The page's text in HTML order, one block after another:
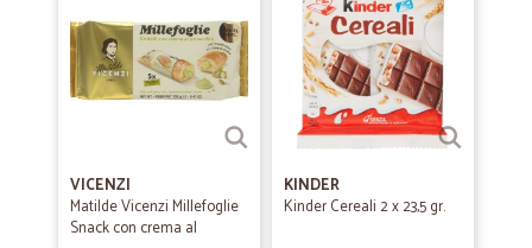
VICENZI
Matilde Vicenzi Millefoglie
Snack con crema al
KINDER
Kinder Cereali 2 x 23,5 gr.